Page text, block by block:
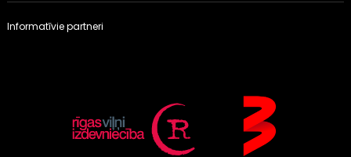
Informatīvie partneri